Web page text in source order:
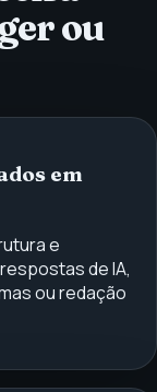
ou
em
e
de IA,
ou redação